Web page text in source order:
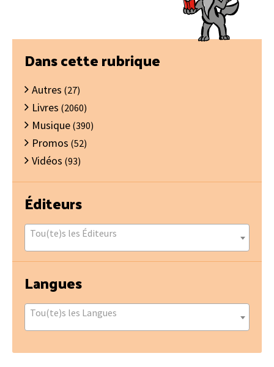
Barre
latérale
principale
Dans cette rubrique
Autres (27)
Livres (2060)
Musique (390)
Promos (52)
Vidéos (93)
Éditeurs
Tou(te)s les Éditeurs
Langues
Tou(te)s les Langues